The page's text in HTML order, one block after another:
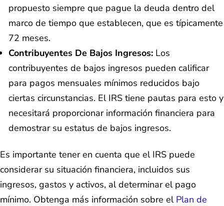
propuesto siempre que pague la deuda dentro del
marco de tiempo que establecen, que es típicamente
72 meses.
Contribuyentes De Bajos Ingresos: Los
contribuyentes de bajos ingresos pueden calificar
para pagos mensuales mínimos reducidos bajo
ciertas circunstancias. El IRS tiene pautas para esto y
necesitará proporcionar información financiera para
demostrar su estatus de bajos ingresos.
Es importante tener en cuenta que el IRS puede
considerar su situación financiera, incluidos sus
ingresos, gastos y activos, al determinar el pago
mínimo. Obtenga más información sobre el Plan de